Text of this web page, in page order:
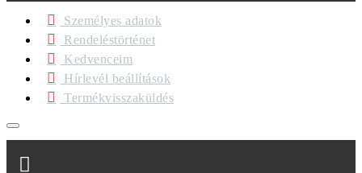
Személyes adatok
Rendeléstörténet
Kedvenceim
Hírlevél beállítások
Termékvisszaküldés